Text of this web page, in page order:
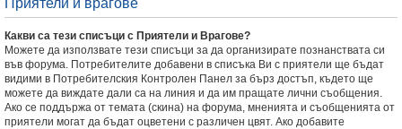
Приятели и врагове
Какви са тези списъци с Приятели и Врагове?
Можете да използвате тези списъци за да организирате познанствата си
във форума. Потребителите добавени в списъка Ви с приятели ще бъдат
видими в Потребителския Контролен Панел за бърз достъп, където ще
можете да виждате дали са на линия и да им пращате лични съобщения.
Ако се поддържа от темата (скина) на форума, мненията и съобщенията от
приятели могат да бъдат оцветени с различен цвят. Ако добавите